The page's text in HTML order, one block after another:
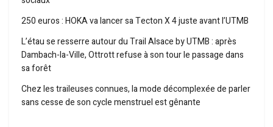
250 euros : HOKA va lancer sa Tecton X 4 juste avant l’UTMB
L’étau se resserre autour du Trail Alsace by UTMB : après
Dambach-la-Ville, Ottrott refuse à son tour le passage dans
sa forêt
Chez les traileuses connues, la mode décomplexée de parler
sans cesse de son cycle menstruel est gênante